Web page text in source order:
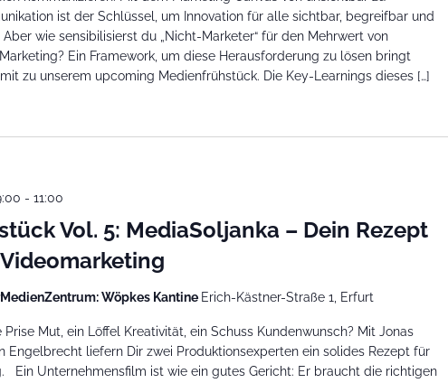
ist der Schlüssel, um Innovation für alle sichtbar, begreifbar und
wie sensibilisierst du „Nicht-Marketer“ für den Mehrwert von
Ein Framework, um diese Herausforderung zu lösen bringt
zu unserem upcoming Medienfrühstück. Die Key-Learnings dieses […]
Vol. 5: MediaSoljanka – Dein Rezept
- 11:00
Wöpkes Kantine Erich-Kästner-Straße 1, Erfurt
Prise Mut, ein Löffel Kreativität, ein Schuss Kundenwunsch? Mit Jonas
Engelbrecht liefern Dir zwei Produktionsexperten ein solides Rezept für
Ein Unternehmensfilm ist wie ein gutes Gericht: Er braucht die richtigen